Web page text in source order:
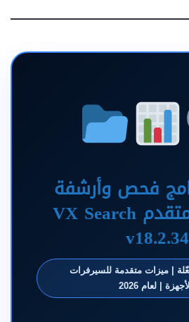
فحص وأرشفة
البيانات المتقدم VX Search
v18.2.34
| ميزات متقدمة للسيرفرات
| لعام 2026